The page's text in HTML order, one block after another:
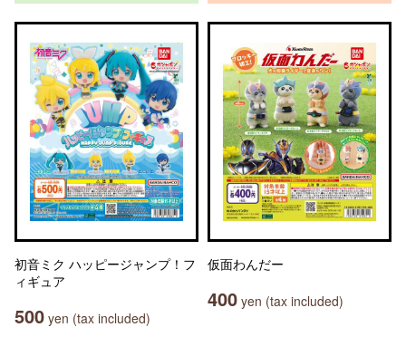
初音ミク ハッピージャンプ！フ
ィギュア
500 yen (tax included)
仮面わんだー
400 yen (tax included)